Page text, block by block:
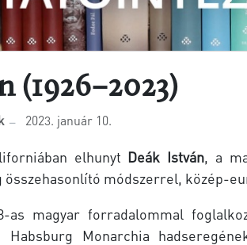
(1926–2023)
2023. január 10.
elhunyt Deák István, a
módszerrel, közép-
as magyar forradalommal
Monarchia